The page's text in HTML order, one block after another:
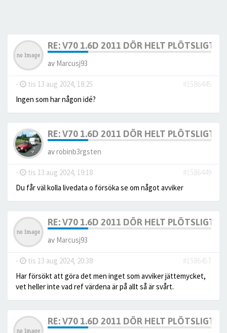
RE: V70 1.6D 2011 DÖR HELT PLÖTSLIGT
av Marcusj93
- tis 13 aug 2024, 18:25
#1586445
Ingen som har någon idé?
RE: V70 1.6D 2011 DÖR HELT PLÖTSLIGT
avrobinb3rgsten
- tis 13 aug 2024, 19:18
#1586449
Du får väl kolla livedata o försöka se om något avviker
RE: V70 1.6D 2011 DÖR HELT PLÖTSLIGT
av Marcusj93
- tis 13 aug 2024, 20:38
#1586457
Har försökt att göra det men inget som avviker jättemycket,
vet heller inte vad ref värdena är på allt så är svårt.
RE: V70 1.6D 2011 DÖR HELT PLÖTSLIGT